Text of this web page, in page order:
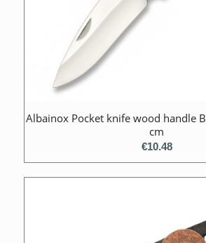
Albainox Pocket knife wood handle
cm
€10.48